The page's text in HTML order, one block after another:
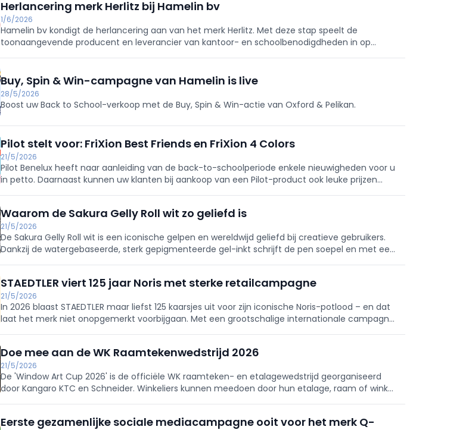
Herlancering merk Herlitz bij Hamelin bv
1/6/2026
Hamelin bv kondigt de herlancering aan van het merk Herlitz. Met deze stap speelt de
toonaangevende producent en leverancier van kantoor- en schoolbenodigdheden in op
Buy, Spin & Win-campagne van Hamelin is live
28/5/2026
Boost uw Back to School-verkoop met de Buy, Spin & Win-actie van Oxford & Pelikan.
Pilot stelt voor: FriXion Best Friends en FriXion 4 Colors
21/5/2026
Pilot Benelux heeft naar aanleiding van de back-to-schoolperiode enkele nieuwigheden voor u
in petto. Daarnaast kunnen uw klanten bij aankoop van een Pilot-product ook leuke prijzen
Waarom de Sakura Gelly Roll wit zo geliefd is
21/5/2026
De Sakura Gelly Roll wit is een iconische gelpen en wereldwijd geliefd bij creatieve gebruikers.
Dankzij de watergebaseerde, sterk gepigmenteerde gel-inkt schrijft de pen soepel en met een
STAEDTLER viert 125 jaar Noris met sterke retailcampagne
21/5/2026
In 2026 blaast STAEDTLER maar liefst 125 kaarsjes uit voor zijn iconische Noris-potlood – en dat
laat het merk niet onopgemerkt voorbijgaan. Met een grootschalige internationale campagne
Doe mee aan de WK Raamtekenwedstrijd 2026
21/5/2026
De 'Window Art Cup 2026' is de officiële WK raamteken- en etalagewedstrijd georganiseerd
door Kangaro KTC en Schneider. Winkeliers kunnen meedoen door hun etalage, raam of winkel
Eerste gezamenlijke sociale mediacampagne ooit voor het merk Q-